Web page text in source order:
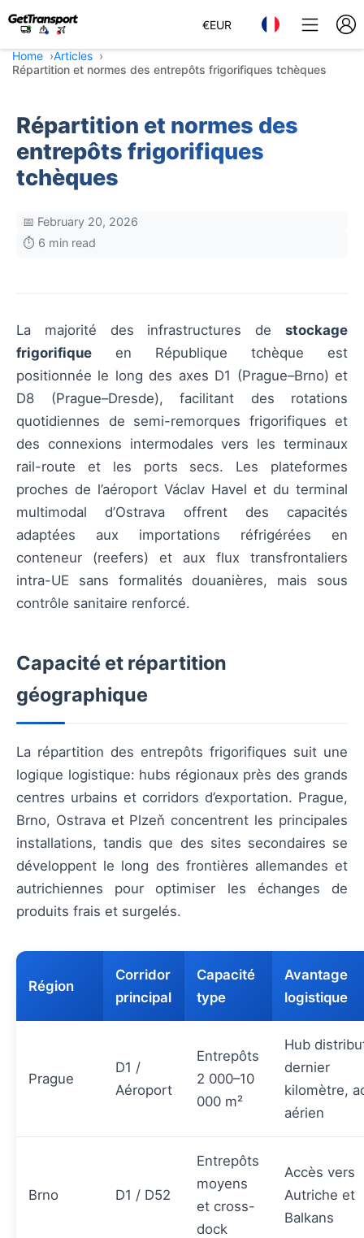
€EUR
Home
Articles
Répartition et normes des entrepôts frigorifiques tchèques
Répartition et normes des
entrepôts frigorifiques
tchèques
📅 February 20, 2026
⏱️ 6 min read
La majorité des infrastructures de stockage
frigorifique en République tchèque est
positionnée le long des axes D1 (Prague–Brno) et
D8 (Prague–Dresde), facilitant des rotations
quotidiennes de semi-remorques frigorifiques et
des connexions intermodales vers les terminaux
rail-route et les ports secs. Les plateformes
proches de l’aéroport Václav Havel et du terminal
multimodal d’Ostrava offrent des capacités
adaptées aux importations réfrigérées en
conteneur (reefers) et aux flux transfrontaliers
intra-UE sans formalités douanières, mais sous
contrôle sanitaire renforcé.
Capacité et répartition
géographique
La répartition des entrepôts frigorifiques suit une
logique logistique: hubs régionaux près des grands
centres urbains et corridors d’exportation. Prague,
Brno, Ostrava et Plzeň concentrent les principales
installations, tandis que des sites secondaires se
développent le long des frontières allemandes et
autrichiennes pour optimiser les échanges de
produits frais et surgelés.
Région
Corridor
principal
Capacité
type
Avantage
logistique
Prague
D1 /
Aéroport
Entrepôts
2 000–10
000 m²
Hub
dernier
kilomètre,
aérien
Brno D1 / D52
Entrepôts
moyens
et cross-
dock
Accès vers
Autriche et
Balkans